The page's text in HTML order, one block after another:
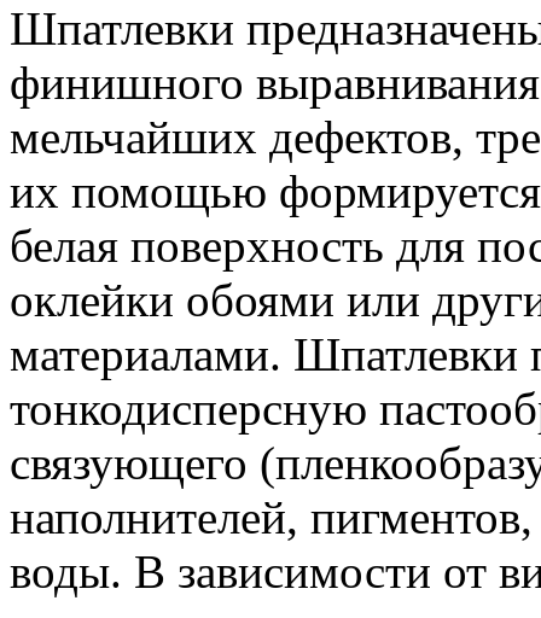
Шпатлевки
финишного выравнивания
мельчайших дефектов,
их помощью формируется
белая поверхность для
оклейки обоями или
материалами. Шпатлевки
тонкодисперсную
связующего
наполнителей,
воды. В зависимости от